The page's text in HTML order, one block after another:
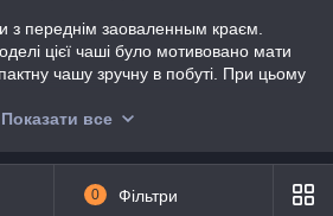
з переднім заоваленным краєм.
цієї чаші було мотивовано мати
чашу зручну в побуті. При цьому
Показати все
0 Фільтри